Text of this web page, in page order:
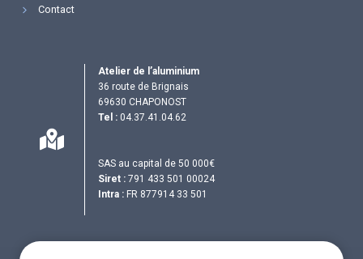
Contact
Atelier de l’aluminium
36 route de Brignais
69630 CHAPONOST
Tel : 04.37.41.04.62
SAS au capital de 50 000€
Siret : 791 433 501 00024
Intra : FR 877914 33 501